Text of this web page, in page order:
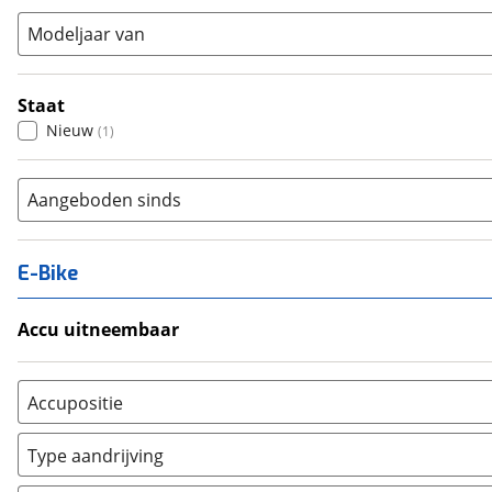
Modeljaar van
Staat
Nieuw (1)
Aangeboden sinds
E-Bike
Accu uitneembaar
Nee, vast (0)
Accupositie
Bagagedrager (0)
Frame (0 )
Type aandrijving